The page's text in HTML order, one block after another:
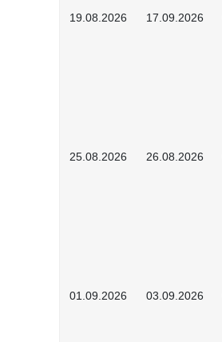
19.08.2026 17.09.2026
25.08.2026 26.08.2026
01.09.2026 03.09.2026